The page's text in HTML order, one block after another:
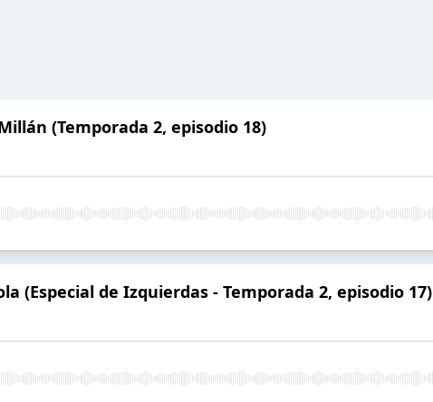
(Temporada 2, episodio 18)
(Especial de Izquierdas - Temporada 2, episodio 17)